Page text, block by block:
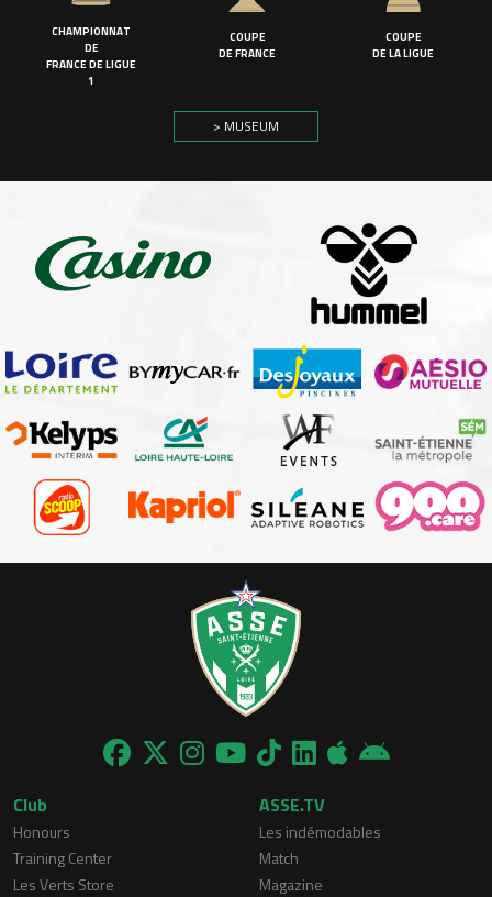
CHAMPIONNAT
DE
FRANCE DE LIGUE
1
COUPE
DE FRANCE
COUPE
DE LA LIGUE
> MUSEUM
Club
Honours
Training Center
Les Verts Store
ASSE.TV
Les indémodables
Match
Magazine